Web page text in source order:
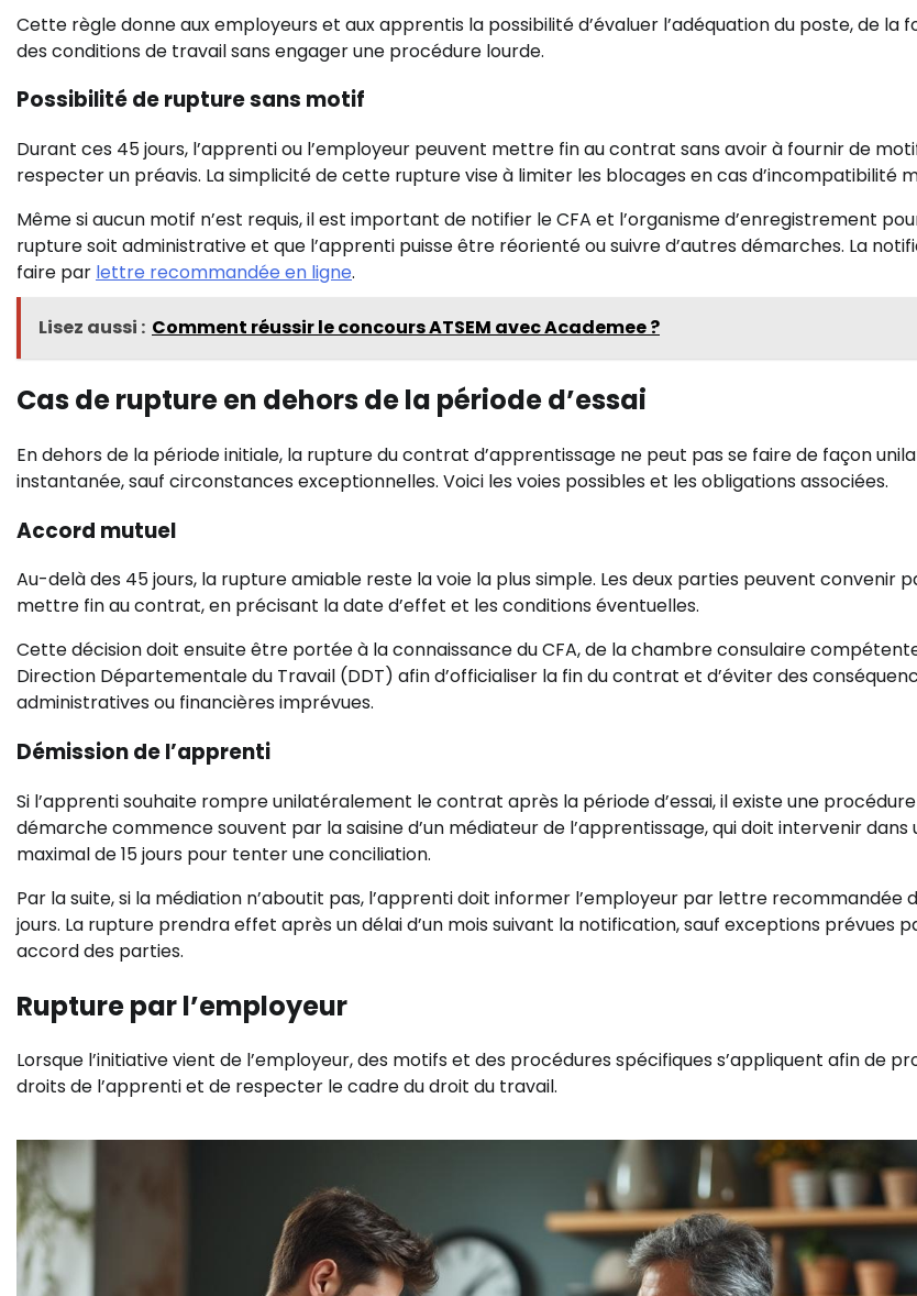
Cette règle donne aux employeurs et aux apprentis la possibilité d’évaluer l’adéquation du poste, de la
des conditions de travail sans engager une procédure lourde.
Possibilité de rupture sans motif
Durant ces 45 jours, l’apprenti ou l’employeur peuvent mettre fin au contrat sans avoir à fournir de
respecter un préavis. La simplicité de cette rupture vise à limiter les blocages en cas d’incompatibilité
Même si aucun motif n’est requis, il est important de notifier le CFA et l’organisme d’enregistrement
rupture soit administrative et que l’apprenti puisse être réorienté ou suivre d’autres démarches. La
faire par lettre recommandée en ligne.
Lisez aussi : Comment réussir le concours ATSEM avec Academee ?
Cas de rupture en dehors de la période d’essai
En dehors de la période initiale, la rupture du contrat d’apprentissage ne peut pas se faire de façon
instantanée, sauf circonstances exceptionnelles. Voici les voies possibles et les obligations associées.
Accord mutuel
Au-delà des 45 jours, la rupture amiable reste la voie la plus simple. Les deux parties peuvent convenir
mettre fin au contrat, en précisant la date d’effet et les conditions éventuelles.
Cette décision doit ensuite être portée à la connaissance du CFA, de la chambre consulaire
Direction Départementale du Travail (DDT) afin d’officialiser la fin du contrat et d’éviter des
administratives ou financières imprévues.
Démission de l’apprenti
Si l’apprenti souhaite rompre unilatéralement le contrat après la période d’essai, il existe une
démarche commence souvent par la saisine d’un médiateur de l’apprentissage, qui doit intervenir dans
maximal de 15 jours pour tenter une conciliation.
Par la suite, si la médiation n’aboutit pas, l’apprenti doit informer l’employeur par lettre recommandée
jours. La rupture prendra effet après un délai d’un mois suivant la notification, sauf exceptions prévues
accord des parties.
Rupture par l’employeur
Lorsque l’initiative vient de l’employeur, des motifs et des procédures spécifiques s’appliquent afin de
droits de l’apprenti et de respecter le cadre du droit du travail.